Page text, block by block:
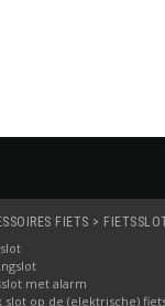
FIETS >
met alarm
slot op de (elektrische)